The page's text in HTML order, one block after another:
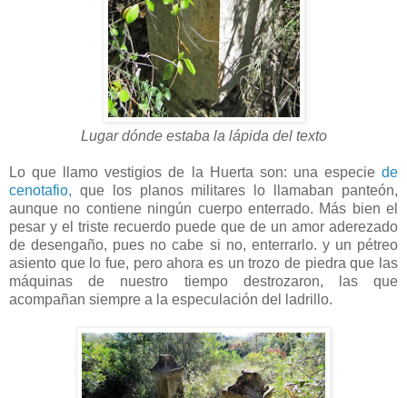
Lugar dónde estaba la lápida del texto
Lo que llamo vestigios de la Huerta son: una especie de
cenotafio, que los planos militares lo llamaban panteón,
aunque no contiene ningún cuerpo enterrado. Más bien el
pesar y el triste recuerdo puede que de un amor aderezado
de desengaño, pues no cabe si no, enterrarlo. y un pétreo
asiento que lo fue, pero ahora es un trozo de piedra que las
máquinas de nuestro tiempo destrozaron, las que
acompañan siempre a la especulación del ladrillo.